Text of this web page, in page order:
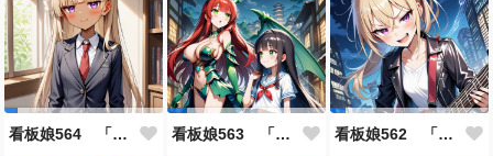
看板娘564 「ジェルマ・レスポストン・八百のよもやま話」 看板娘563 「騒ぎの終わり」 看板娘562 「八木沼千絵のよもやま話」